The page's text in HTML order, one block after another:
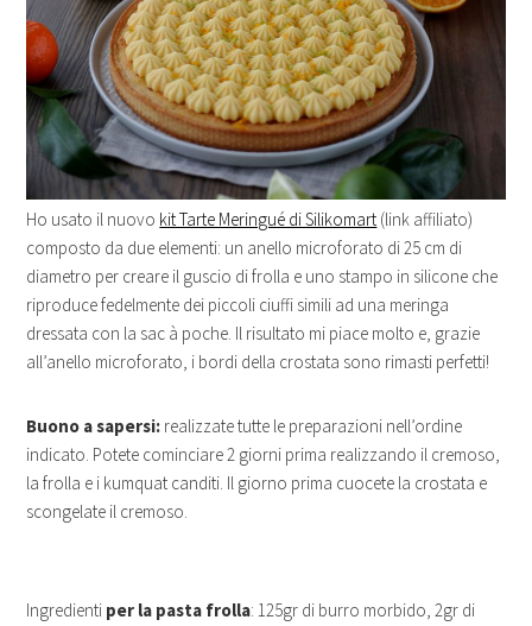
Ho usato il nuovo kit Tarte Meringué di Silikomart (link affiliato)
composto da due elementi: un anello microforato di 25 cm di
diametro per creare il guscio di frolla e uno stampo in silicone che
riproduce fedelmente dei piccoli ciuffi simili ad una meringa
dressata con la sac à poche. Il risultato mi piace molto e, grazie
all’anello microforato, i bordi della crostata sono rimasti perfetti!
Buono a sapersi: realizzate tutte le preparazioni nell’ordine
indicato. Potete cominciare 2 giorni prima realizzando il cremoso,
la frolla e i kumquat canditi. Il giorno prima cuocete la crostata e
scongelate il cremoso.
Ingredienti per la pasta frolla: 125gr di burro morbido, 2gr di